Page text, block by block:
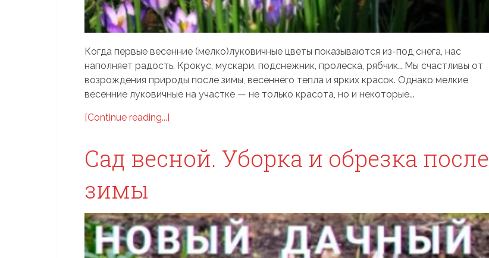
Когда первые весенние (мелко)луковичные цветы показываются из-под снега, нас
наполняет радость. Крокус, мускари, подснежник, пролеска, рябчик… Мы счастливы от
возрождения природы после зимы, весеннего тепла и ярких красок. Однако мелкие
весенние луковичные на участке — не только красота, но и некоторые...
[Continue reading...]
Сад весной. Уборка и обрезка после
зимы